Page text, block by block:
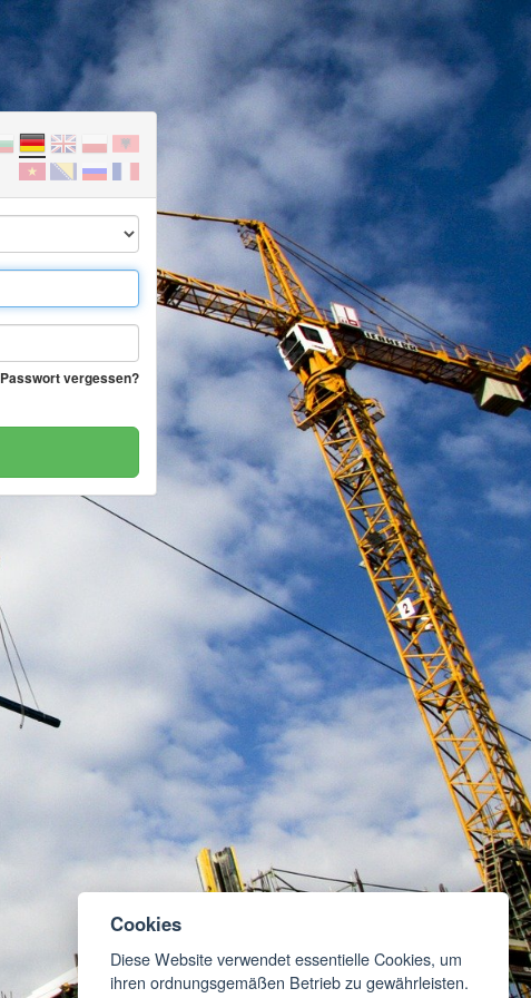
Passwort vergessen?
Cookies
Diese Website verwendet essentielle Cookies, um
ihren ordnungsgemäßen Betrieb zu gewährleisten.